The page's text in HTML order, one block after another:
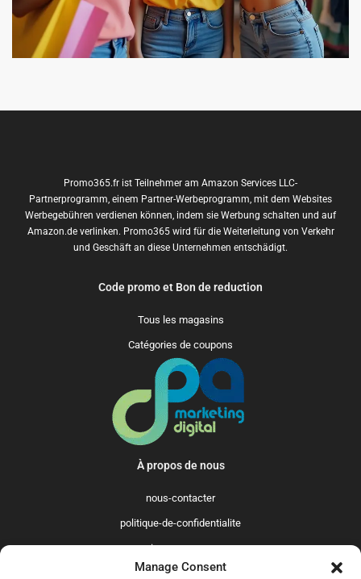
Manage Consent
Promo365.fr ist Teilnehmer am Amazon Services LLC-
Partnerprogramm, einem Partner-Werbeprogramm, mit dem Websites
Werbegebühren verdienen können, indem sie Werbung schalten und auf
Amazon.de verlinken. Promo365 wird für die Weiterleitung von Verkehr
und Geschäft an diese Unternehmen entschädigt.
Code promo et Bon de reduction
Tous les magasins
Catégories de coupons
À propos de nous
nous-contacter
politique-de-confidentialite
qui-sommes-nous